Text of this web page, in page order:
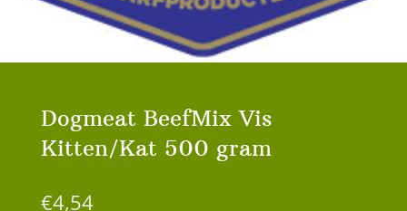
Dogmeat BeefMix Vis
Kitten/Kat 500 gram
€4,54